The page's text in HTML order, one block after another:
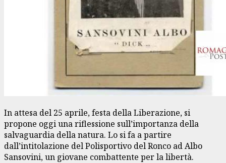
In attesa del 25 aprile, festa della Liberazione, si
propone oggi una riflessione sull’importanza della
salvaguardia della natura. Lo si fa a partire
dall’intitolazione del Polisportivo del Ronco ad Albo
Sansovini, un giovane combattente per la libertà.